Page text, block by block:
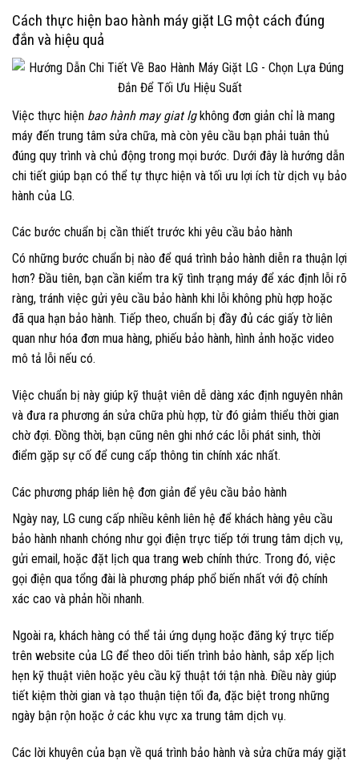
Cách thực hiện bao hành máy giặt LG một cách đúng
đắn và hiệu quả
Việc thực hiện bao hành may giat lgkhông đơn giản chỉ là mang
máy đến trung tâm sửa chữa, mà còn yêu cầu bạn phải tuân thủ
đúng quy trình và chủ động trong mọi bước. Dưới đây là hướng dẫn
chi tiết giúp bạn có thể tự thực hiện và tối ưu lợi ích từ dịch vụ bảo
hành của LG.
Các bước chuẩn bị cần thiết trước khi yêu cầu bảo hành
Có những bước chuẩn bị nào để quá trình bảo hành diễn ra thuận lợi
hơn? Đầu tiên, bạn cần kiểm tra kỹ tình trạng máy để xác định lỗi rõ
ràng, tránh việc gửi yêu cầu bảo hành khi lỗi không phù hợp hoặc
đã qua hạn bảo hành. Tiếp theo, chuẩn bị đầy đủ các giấy tờ liên
quan như hóa đơn mua hàng, phiếu bảo hành, hình ảnh hoặc video
mô tả lỗi nếu có.
Việc chuẩn bị này giúp kỹ thuật viên dễ dàng xác định nguyên nhân
và đưa ra phương án sửa chữa phù hợp, từ đó giảm thiểu thời gian
chờ đợi. Đồng thời, bạn cũng nên ghi nhớ các lỗi phát sinh, thời
điểm gặp sự cố để cung cấp thông tin chính xác nhất.
Các phương pháp liên hệ đơn giản để yêu cầu bảo hành
Ngày nay, LG cung cấp nhiều kênh liên hệ để khách hàng yêu cầu
bảo hành nhanh chóng như gọi điện trực tiếp tới trung tâm dịch vụ,
gửi email, hoặc đặt lịch qua trang web chính thức. Trong đó, việc
gọi điện qua tổng đài là phương pháp phổ biến nhất với độ chính
xác cao và phản hồi nhanh.
Ngoài ra, khách hàng có thể tải ứng dụng hoặc đăng ký trực tiếp
trên website của LG để theo dõi tiến trình bảo hành, sắp xếp lịch
hẹn kỹ thuật viên hoặc yêu cầu kỹ thuật tới tận nhà. Điều này giúp
tiết kiệm thời gian và tạo thuận tiện tối đa, đặc biệt trong những
ngày bận rộn hoặc ở các khu vực xa trung tâm dịch vụ.
Các lời khuyên của bạn về quá trình bảo hành và sửa chữa máy giặt